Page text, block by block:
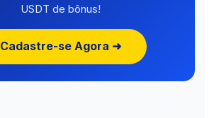
USDT de bônus!
Cadastre-se Agora ➜